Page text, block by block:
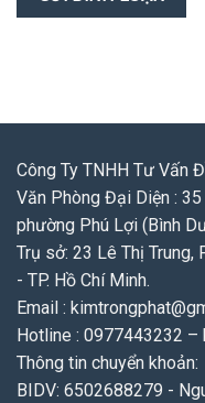
Công Ty TNHH Tư Vấn
Văn Phòng Đại Diện :
phường Phú Lợi (Bình
Trụ sở: 23 Lê Thị Trung,
- TP. Hồ Chí Minh.
Email :
Hotline : 0977443232 –
Thông tin chuyển khoản:
BIDV: 6502688279 -